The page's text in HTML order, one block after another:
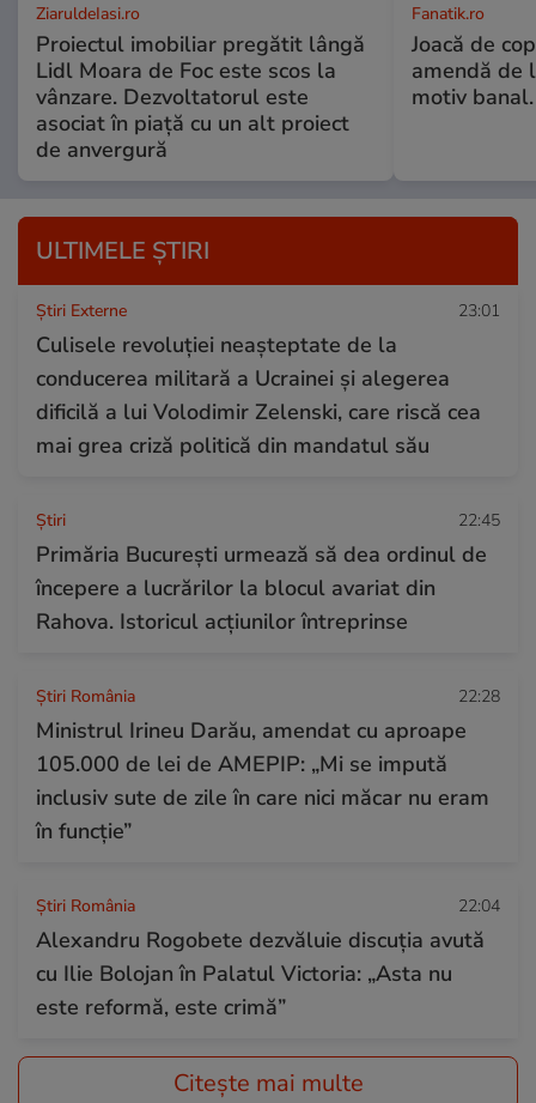
ZiaruldeIasi.ro
Proiectul imobiliar pregătit lângă
Lidl Moara de Foc este scos la
vânzare. Dezvoltatorul este
asociat în piață cu un alt proiect
de anvergură
Fanatik.ro
Joacă de
amendă de
motiv
ULTIMELE ȘTIRI
Știri Externe 23:01
Culisele revoluției neașteptate de la
conducerea militară a Ucrainei și alegerea
dificilă a lui Volodimir Zelenski, care riscă cea
mai grea criză politică din mandatul său
Ştiri 22:45
Primăria București urmează să dea ordinul de
începere a lucrărilor la blocul avariat din
Rahova. Istoricul acțiunilor întreprinse
Știri România 22:28
Ministrul Irineu Darău, amendat cu aproape
105.000 de lei de AMEPIP: „Mi se impută
inclusiv sute de zile în care nici măcar nu eram
în funcție”
Știri România 22:04
Alexandru Rogobete dezvăluie discuția avută
cu Ilie Bolojan în Palatul Victoria: „Asta nu
este reformă, este crimă”
Citește mai multe